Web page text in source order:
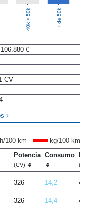
40k > 50k + de 50k
€
CV
100 km
kg/100 km
Potencia
(CV)
Consumo
326 14,2
326 14,4